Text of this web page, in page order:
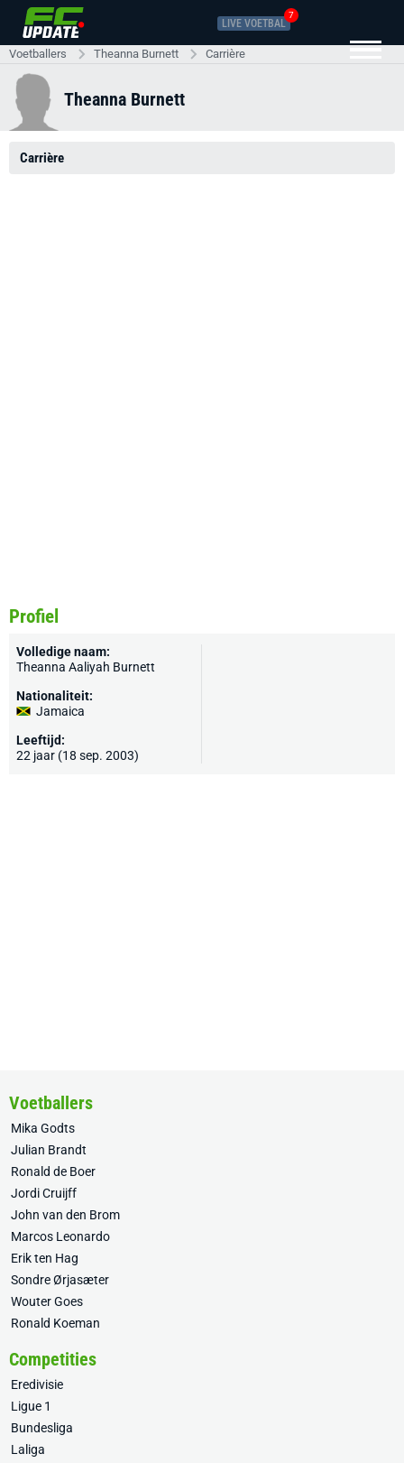
LIVE VOETBAL
7
Voetballers Theanna Burnett Carrière
Theanna Burnett
Carrière
Profiel
Volledige naam:
Theanna Aaliyah Burnett
Nationaliteit:
Jamaica
Leeftijd:
22 jaar (18 sep. 2003)
Voetballers
Mika Godts
Julian Brandt
Ronald de Boer
Jordi Cruijff
John van den Brom
Marcos Leonardo
Erik ten Hag
Sondre Ørjasæter
Wouter Goes
Ronald Koeman
Competities
Eredivisie
Ligue 1
Bundesliga
Laliga